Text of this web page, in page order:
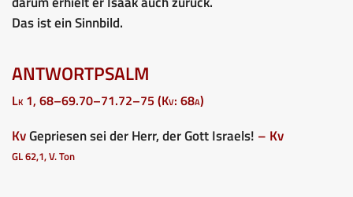
Das ist ein Sinnbild.
ANTWORTPSALM
Lk 1, 68–69.70–71.72–75 (Kv: 68a)
KvGepriesen sei der Herr, der Gott Israels! – Kv
GL 62,1, V. Ton